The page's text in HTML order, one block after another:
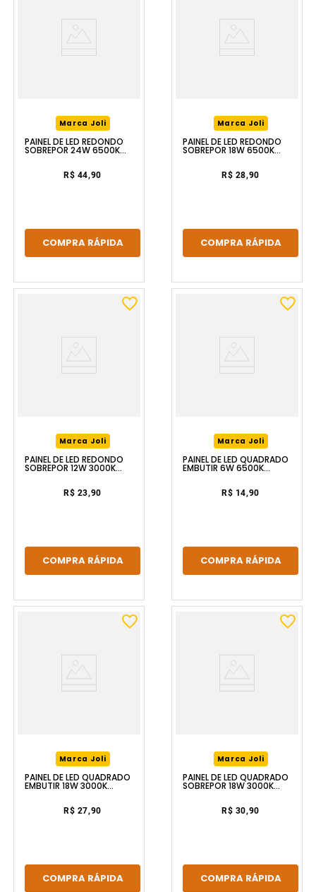
Marca Joli
PAINEL DE LED REDONDO
SOBREPOR 24W 6500K
R$ 44,90
COMPRA RÁPIDA
Marca Joli
PAINEL DE LED REDONDO
SOBREPOR 18W 6500K
R$ 28,90
COMPRA RÁPIDA
Marca Joli
PAINEL DE LED REDONDO
SOBREPOR 12W 3000K
R$ 23,90
COMPRA RÁPIDA
Marca Joli
PAINEL DE LED QUADRADO
EMBUTIR 6W 6500K
R$ 14,90
COMPRA RÁPIDA
Marca Joli
PAINEL DE LED QUADRADO
EMBUTIR 18W 3000K
R$ 27,90
COMPRA RÁPIDA
Marca Joli
PAINEL DE LED QUADRADO
SOBREPOR 18W 3000K
R$ 30,90
COMPRA RÁPIDA